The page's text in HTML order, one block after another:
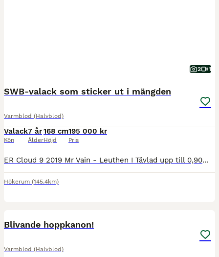
2 1
SWB-valack som sticker ut i mängden
Varmblod (Halvblod)
Valack
Kön
7 år
Ålder
168 cm
Höjd
195 000 kr
Pris
ER Cloud 9 2019 Mr Vain - Leuthen I Tävlad upp till 0,90m felfritt. Finns väldigt mycket mer att plocka fram. Är en egen uppfödning, mamma Celina tävlade CNC*, 1,20m hoppning och LA dressyr. Halvs
Hökerum (145.4km)
Blivande hoppkanon!
Varmblod (Halvblod)